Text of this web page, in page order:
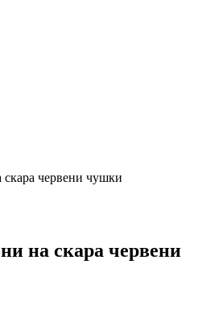
скара червени чушки
на скара червени